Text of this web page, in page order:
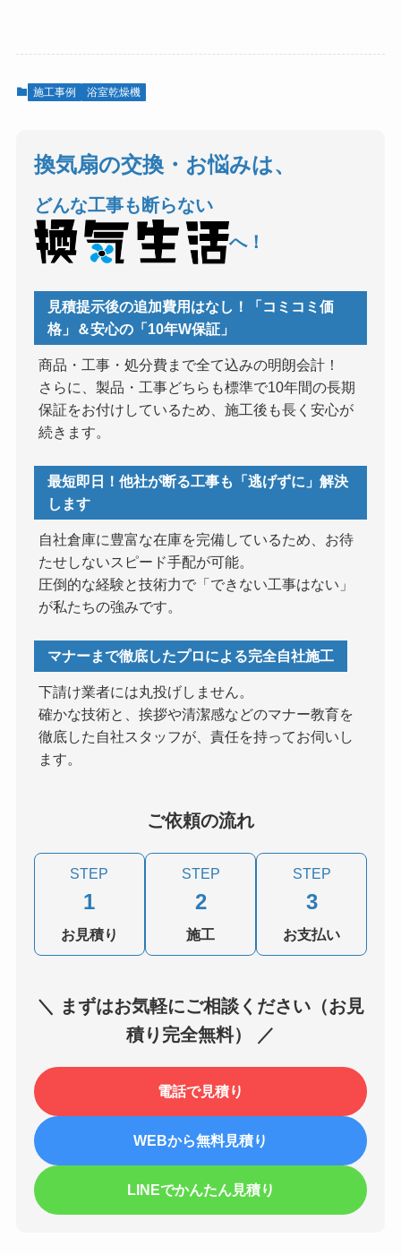
施工事例 浴室乾燥機
換気扇の交換・お悩みは、
どんな工事も断らない
へ！
見積提示後の追加費用はなし！「コミコミ価
格」＆安心の「10年W保証」
商品・工事・処分費まで全て込みの明朗会計！
さらに、製品・工事どちらも標準で10年間の長期
保証をお付けしているため、施工後も長く安心が
続きます。
最短即日！他社が断る工事も「逃げずに」解決
します
自社倉庫に豊富な在庫を完備しているため、お待
たせしないスピード手配が可能。
圧倒的な経験と技術力で「できない工事はない」
が私たちの強みです。
マナーまで徹底したプロによる完全自社施工
下請け業者には丸投げしません。
確かな技術と、挨拶や清潔感などのマナー教育を
徹底した自社スタッフが、責任を持ってお伺いし
ます。
ご依頼の流れ
STEP
1
お見積り
STEP
2
施工
STEP
3
お支払い
＼ まずはお気軽にご相談ください（お見
積り完全無料） ／
電話で見積り
WEBから無料見積り
LINEでかんたん見積り